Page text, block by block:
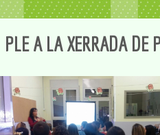
PLE A LA XERRADA DE